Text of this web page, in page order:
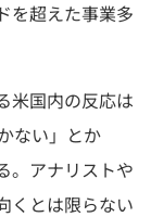
を超えた事業多
米国内の反応は
ない」とか
。アナリストや
くとは限らない